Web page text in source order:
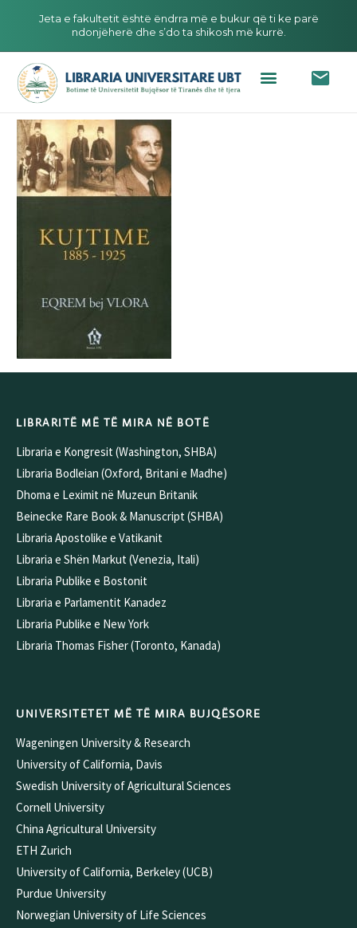
Jeta e fakultetit është ëndrra më e bukur që ti ke parë
ndonjëherë dhe s’do ta shikosh më kurrë.
LIBRARITË MË TË MIRA NË BOTË
Libraria e Kongresit (Washington, SHBA)
Libraria Bodleian (Oxford, Britani e Madhe)
Dhoma e Leximit në Muzeun Britanik
Beinecke Rare Book & Manuscript (SHBA)
Libraria Apostolike e Vatikanit
Libraria e Shën Markut (Venezia, Itali)
Libraria Publike e Bostonit
Libraria e Parlamentit Kanadez
Libraria Publike e New York
Libraria Thomas Fisher (Toronto, Kanada)
UNIVERSITETET MË TË MIRA BUJQËSORE
Wageningen University & Research
University of California, Davis
Swedish University of Agricultural Sciences
Cornell University
China Agricultural University
ETH Zurich
University of California, Berkeley (UCB)
Purdue University
Norwegian University of Life Sciences